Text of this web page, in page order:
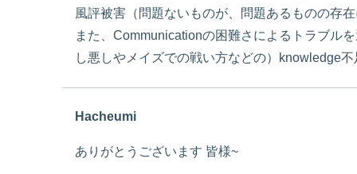
風評被害（問題ないものが、問題あるものの存
また、Communicationの困難さによるトラブル
し悪しやメイズでの戦い方などの）knowledge
Hacheumi
ありがとうございます 皆様~